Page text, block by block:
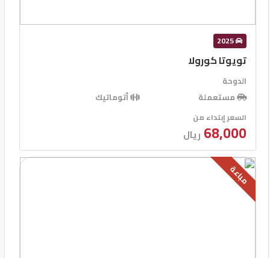
2025
تويوتا كورولا
الدوحة
مستعملة
أتوماتيك
السعر إبتداء من
68,000 ريال
مباعة